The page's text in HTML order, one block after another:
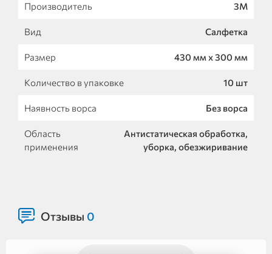
Производитель 3М
Вид Салфетка
Размер 430 мм х 300 мм
Количество в упаковке 10 шт
Наявность ворса Без ворса
Область
применения
Антистатическая обработка,
уборка, обезжиривание
Отзывы 0